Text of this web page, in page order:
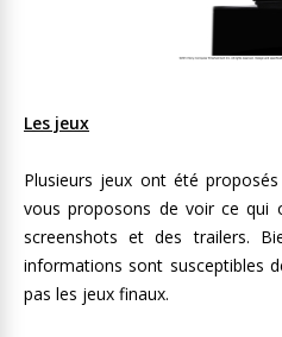
Les jeux
Plusieurs jeux ont été
vous proposons de voir ce qui
screenshots et des trailers.
informations sont susceptibles
pas les jeux finaux.